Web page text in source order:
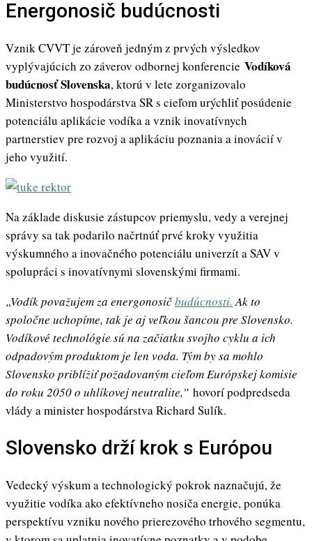
Energonosič budúcnosti
Vznik CVVT je zároveň jedným z prvých výsledkov
vyplývajúcich zo záverov odbornej konferencie Vodíková
budúcnosť Slovenska, ktorú v lete zorganizovalo
Ministerstvo hospodárstva SR s cieľom urýchliť posúdenie
potenciálu aplikácie vodíka a vznik inovatívnych
partnerstiev pre rozvoj a aplikáciu poznania a inovácií v
jeho využití.
Na základe diskusie zástupcov priemyslu, vedy a verejnej
správy sa tak podarilo načrtnúť prvé kroky využitia
výskumného a inovačného potenciálu univerzít a SAV v
spolupráci s inovatívnymi slovenskými firmami.
„Vodík považujem za energonosičbudúcnosti.Ak to
spoločne uchopíme, tak je aj veľkou šancou pre Slovensko.
Vodíkové technológie sú na začiatku svojho cyklu a ich
odpadovým produktom je len voda. Tým by sa mohlo
Slovensko priblížiť požadovaným cieľom Európskej komisie
do roku 2050 o uhlíkovej neutralite,” hovorí podpredseda
vlády a minister hospodárstva Richard Sulík.
Slovensko drží krok s Európou
Vedecký výskum a technologický pokrok naznačujú, že
využitie vodíka ako efektívneho nosiča energie, ponúka
perspektívu vzniku nového prierezového trhového segmentu,